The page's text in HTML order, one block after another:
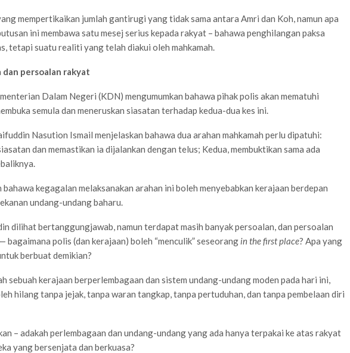
mempertikaikan jumlah gantirugi yang tidak sama antara Amri dan Koh, namun apa
ini membawa satu mesej serius kepada rakyat – bahawa penghilangan paksa
tetapi suatu realiti yang telah diakui oleh mahkamah.
persoalan rakyat
Dalam Negeri (KDN) mengumumkan bahawa pihak polis akan mematuhi
semula dan meneruskan siasatan terhadap kedua-dua kes ini.
Nasution Ismail menjelaskan bahawa dua arahan mahkamah perlu dipatuhi:
dan memastikan ia dijalankan dengan telus; Kedua, membuktikan sama ada
kegagalan melaksanakan arahan ini boleh menyebabkan kerajaan berdepan
undang-undang baharu.
dilihat bertanggungjawab, namun terdapat masih banyak persoalan, dan persoalan
bagaimana polis (dan kerajaan) boleh “menculik” seseorang in the first place? Apa yang
berbuat demikian?
sebuah kerajaan berperlembagaan dan sistem undang-undang moden pada hari ini,
hilang tanpa jejak, tanpa waran tangkap, tanpa pertuduhan, dan tanpa pembelaan diri
– adakah perlembagaan dan undang-undang yang ada hanya terpakai ke atas rakyat
yang bersenjata dan berkuasa?